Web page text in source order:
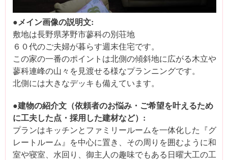
●メイン画像の説明文:
敷地は長野県茅野市蓼科の別荘地
６０代のご夫婦が暮らす週末住宅です。
この家の一番のポイントは北側の傾斜地に広がる木立や
蓼科連峰の山々を見渡せる様なプランニングです。
北側には大きなデッキも備えています。
●建物の紹介文（依頼者のお悩み・ご希望を叶えるため
に工夫した点・採用した建材など）:
プランはキッチンとファミリールームを一体化した『グ
レートルーム』を中心に置き、その周りを囲むように和
室や寝室、水回り、御主人の趣味でもある日曜大工の工